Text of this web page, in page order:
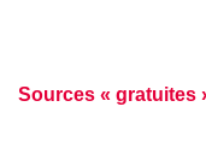
Sources « gratuites